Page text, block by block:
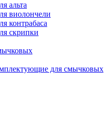
альта
виолончели
контрабаса
скрипки
для смычковых